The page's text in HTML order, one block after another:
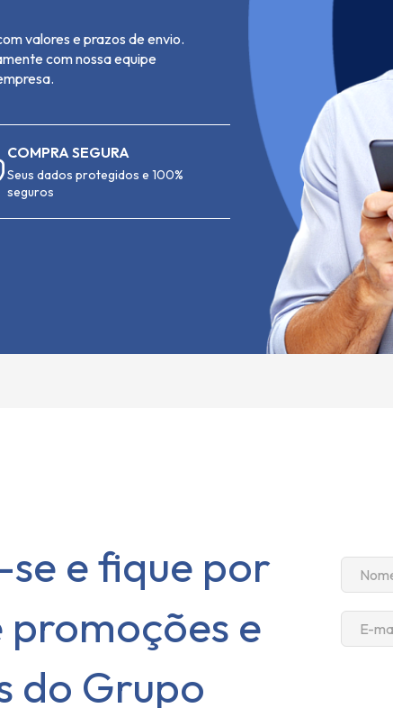
valores e prazos de envio.
com nossa equipe
COMPRA SEGURA
Seus dados protegidos e 100%
seguros
e fique por
e
do Grupo